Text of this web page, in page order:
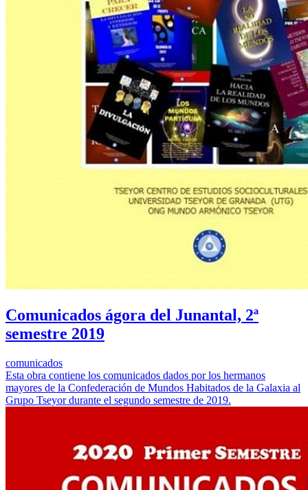
Comunicados ágora del Junantal, 2ª
semestre 2019
comunicados
Esta obra contiene los comunicados dados por los hermanos
mayores de la Confederación de Mundos Habitados de la Galaxia al
Grupo Tseyor durante el segundo semestre de 2019.